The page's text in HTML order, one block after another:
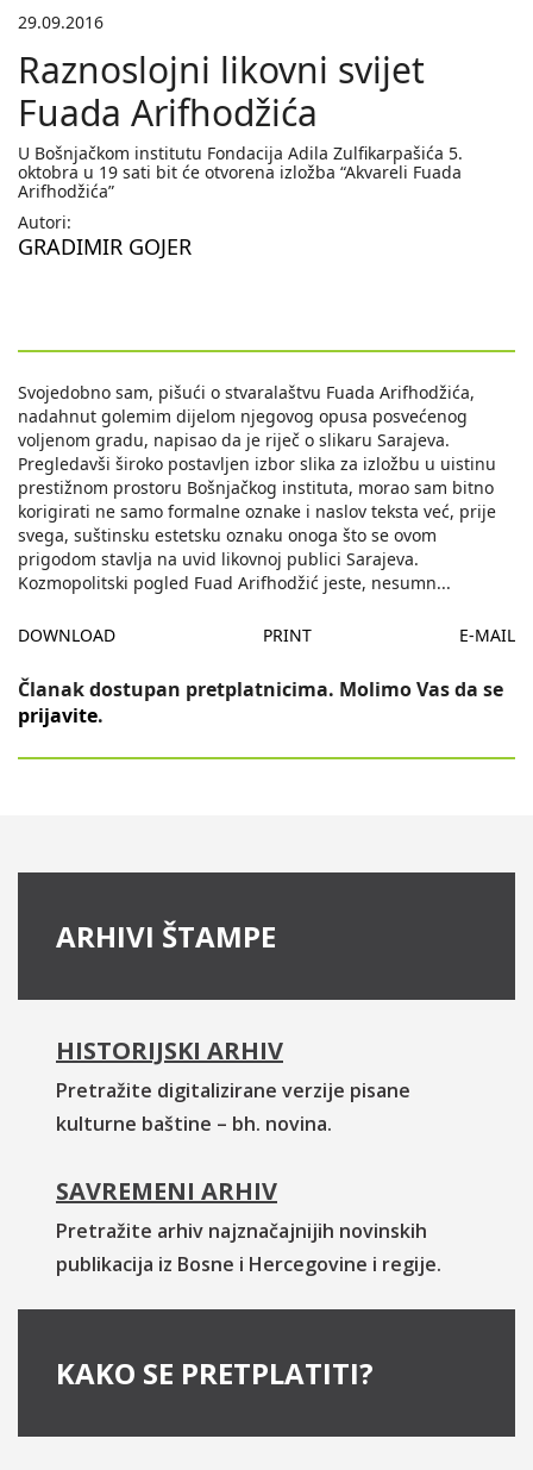
29.09.2016
Raznoslojni likovni svijet
Fuada Arifhodžića
U Bošnjačkom institutu Fondacija Adila Zulfikarpašića 5.
oktobra u 19 sati bit će otvorena izložba “Akvareli Fuada
Arifhodžića”
Autori:
GRADIMIR GOJER
Svojedobno sam, pišući o stvaralaštvu Fuada Arifhodžića,
nadahnut golemim dijelom njegovog opusa posvećenog
voljenom gradu, napisao da je riječ o slikaru Sarajeva.
Pregledavši široko postavljen izbor slika za izložbu u uistinu
prestižnom prostoru Bošnjačkog instituta, morao sam bitno
korigirati ne samo formalne oznake i naslov teksta već, prije
svega, suštinsku estetsku oznaku onoga što se ovom
prigodom stavlja na uvid likovnoj publici Sarajeva.
Kozmopolitski pogled Fuad Arifhodžić jeste, nesumn...
DOWNLOAD PRINT E-MAIL
Članak dostupan pretplatnicima. Molimo Vas da se
prijavite.
ARHIVI ŠTAMPE
HISTORIJSKI ARHIV
Pretražite digitalizirane verzije pisane
kulturne baštine – bh. novina.
SAVREMENI ARHIV
Pretražite arhiv najznačajnijih novinskih
publikacija iz Bosne i Hercegovine i regije.
KAKO SE PRETPLATITI?